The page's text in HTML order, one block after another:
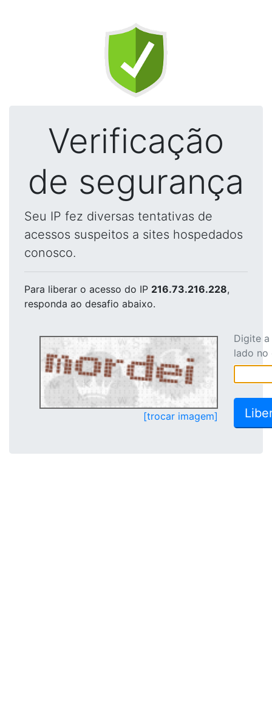
Verificação
de segurança
Seu IP fez diversas tentativas de
acessos suspeitos a sites hospedados
conosco.
Para liberar o acesso do IP 216.73.216.228,
responda ao desafio abaixo.
[trocar imagem]
Digite
lado no